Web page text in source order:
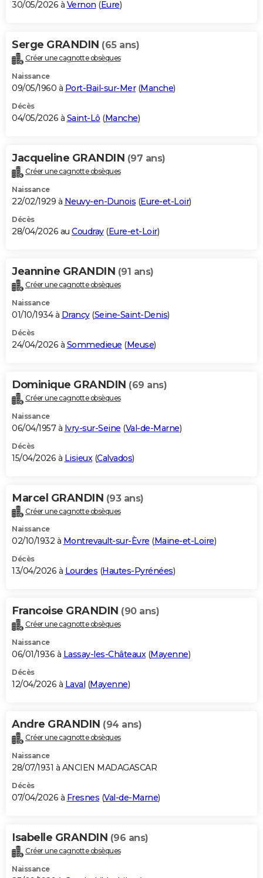
30/05/2026 à Vernon (Eure)
Serge GRANDIN (65 ans)
Créer une cagnotte obsèques
Naissance
09/05/1960 à Port-Bail-sur-Mer(Manche)
Décès
04/05/2026 à Saint-Lô (Manche)
Jacqueline GRANDIN (97 ans)
Créer une cagnotte obsèques
Naissance
22/02/1929 à Neuvy-en-Dunois (Eure-et-Loir)
Décès
28/04/2026 au Coudray(Eure-et-Loir)
Jeannine GRANDIN (91 ans)
Créer une cagnotte obsèques
Naissance
01/10/1934 à Drancy(Seine-Saint-Denis)
Décès
24/04/2026 à Sommedieue (Meuse)
Dominique GRANDIN (69 ans)
Créer une cagnotte obsèques
Naissance
06/04/1957 à Ivry-sur-Seine (Val-de-Marne)
Décès
15/04/2026 à Lisieux (Calvados)
Marcel GRANDIN (93 ans)
Créer une cagnotte obsèques
Naissance
02/10/1932 à Montrevault-sur-Èvre (Maine-et-Loire)
Décès
13/04/2026 à Lourdes (Hautes-Pyrénées)
Francoise GRANDIN (90 ans)
Créer une cagnotte obsèques
Naissance
06/01/1936 à Lassay-les-Châteaux(Mayenne)
Décès
12/04/2026 à Laval (Mayenne)
Andre GRANDIN (94 ans)
Créer une cagnotte obsèques
Naissance
28/07/1931 à ANCIEN MADAGASCAR
Décès
07/04/2026 à Fresnes (Val-de-Marne)
Isabelle GRANDIN (96 ans)
Créer une cagnotte obsèques
Naissance